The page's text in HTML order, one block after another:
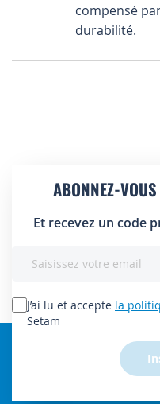
compensé
durabilité.
ABONNEZ-
Et recevez un code
lettre
d’information
J’ai lu et accepte la
Setam